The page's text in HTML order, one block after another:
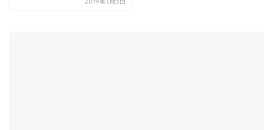
2019年1月5日